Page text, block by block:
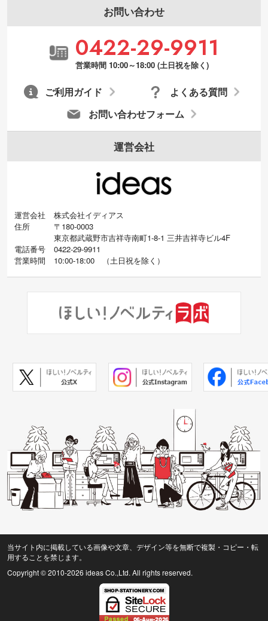
お問い合わせ
0422-29-9911
営業時間 10:00～18:00 (土日祝を除く)
お問い合わせフォーム
よくある質問
ご利用ガイド
運営会社
運営会社
株式会社イディアス
住所
〒180-0003
東京都武蔵野市吉祥寺南町1-8-1 三井吉祥寺ビル4F
電話番号
0422-29-9911
営業時間
10:00-18:00 （土日祝を除く）
当サイト内に掲載している画像や文章、デザイン等を無断で複製・コピー・転
用することを禁じます。
Copyright © 2010-2026 ideas Co.,Ltd. All rights reserved.